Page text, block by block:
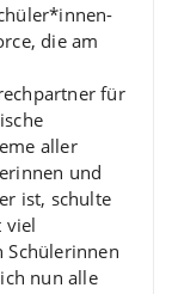
die am
für
aller
und
ist, schulte
viel
Schülerinnen
nun alle